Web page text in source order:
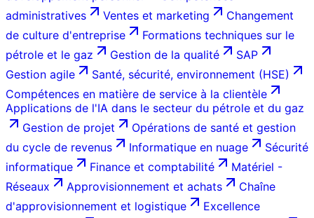
administratives
Ventes et marketing
Changement
de culture d'entreprise
Formations techniques sur le
pétrole et le gaz
Gestion de la qualité
SAP
Gestion agile
Santé, sécurité, environnement (HSE)
Compétences en matière de service à la clientèle
Applications de l'IA dans le secteur du pétrole et du gaz
Gestion de projet
Opérations de santé et gestion
du cycle de revenus
Informatique en nuage
Sécurité
informatique
Finance et comptabilité
Matériel -
Réseaux
Approvisionnement et achats
Chaîne
d'approvisionnement et logistique
Excellence